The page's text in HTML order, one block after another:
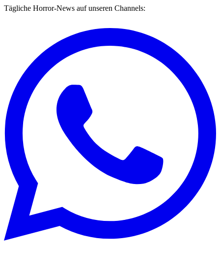
Tägliche Horror-News auf unseren Channels: